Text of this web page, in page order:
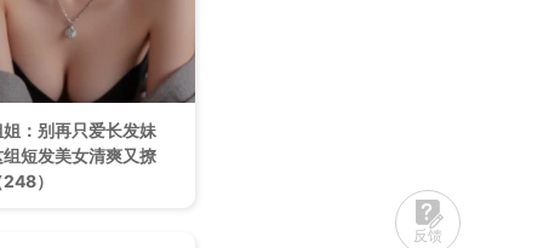
：别再只爱长发妹
短发美女清爽又撩
）
反馈